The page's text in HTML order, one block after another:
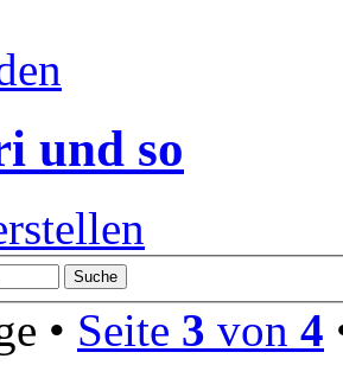
und so
• Seite 3 von 4